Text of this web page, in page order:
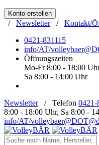
Konto erstellen
/ Newsletter/ Kontakt/
0421-831115
info/AT/
Öffnungszeiten
Mo-Fr 8:00 - 18:00
Sa 8:00 - 14:00 Uhr
Newsletter/ Telefon 0421-
8:00 - 18:00 Uhr, Sa 8:00 -
info/AT/